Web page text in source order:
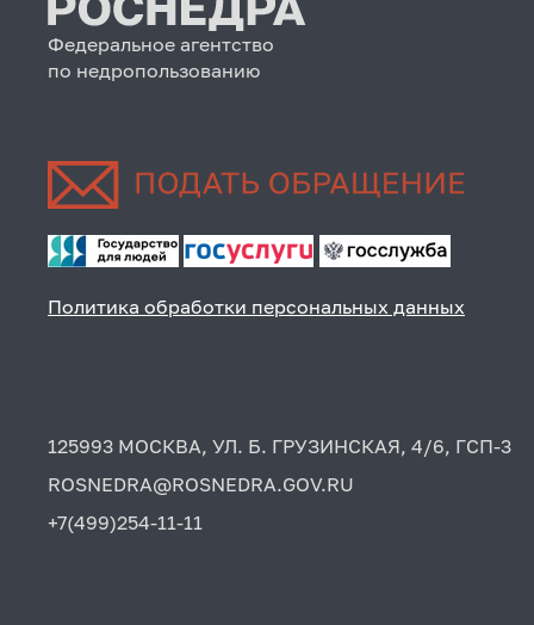
Федеральное агентство
по недропользованию
Политика обработки персональных данных
125993 МОСКВА, УЛ. Б. ГРУЗИНСКАЯ, 4/6, ГСП-3
ROSNEDRA@ROSNEDRA.GOV.RU
+7(499)254-11-11